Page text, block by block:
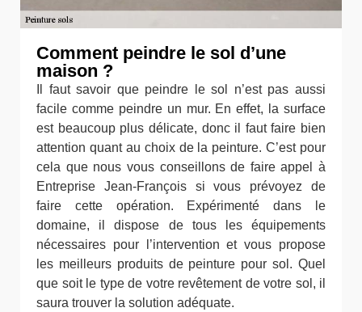
Comment peindre le sol d’une
maison ?
Il faut savoir que peindre le sol n’est pas aussi
facile comme peindre un mur. En effet, la surface
est beaucoup plus délicate, donc il faut faire bien
attention quant au choix de la peinture. C’est pour
cela que nous vous conseillons de faire appel à
Entreprise Jean-François si vous prévoyez de
faire cette opération. Expérimenté dans le
domaine, il dispose de tous les équipements
nécessaires pour l’intervention et vous propose
les meilleurs produits de peinture pour sol. Quel
que soit le type de votre revêtement de votre sol, il
saura trouver la solution adéquate.